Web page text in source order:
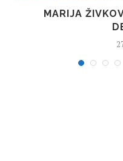
MARIJA